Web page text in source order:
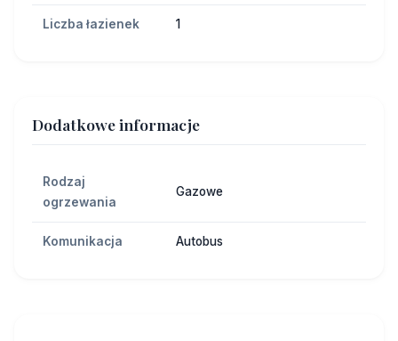
Liczba łazienek 1
Dodatkowe informacje
Rodzaj
ogrzewania
Gazowe
Komunikacja Autobus